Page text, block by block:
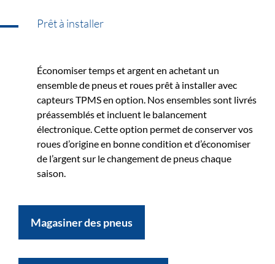
Prêt à installer
Économiser temps et argent en achetant un
ensemble de pneus et roues prêt à installer avec
capteurs TPMS en option. Nos ensembles sont livrés
préassemblés et incluent le balancement
électronique. Cette option permet de conserver vos
roues d’origine en bonne condition et d’économiser
de l’argent sur le changement de pneus chaque
saison.
Magasiner des pneus